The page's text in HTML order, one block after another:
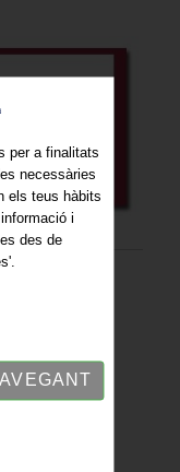
per a finalitats
necessàries
els teus hàbits
i
des de